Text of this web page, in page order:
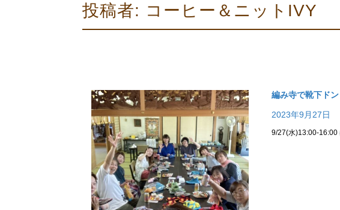
投稿者: コーヒー＆ニットIVY
編み寺で靴下ドン
2023年9月27日
9/27(水)13:00-